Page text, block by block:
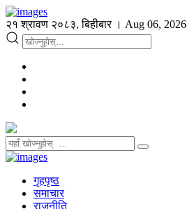
२१ श्रावण २०८३, बिहीबार । Aug 06, 2026
गृहपृष्ठ
समाचार
राजनीति